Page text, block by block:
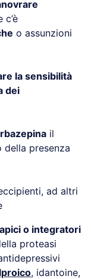
o assunzioni
la sensibilità
dei
il
della presenza
ad altri
o integratori
proteasi
, idantoine,